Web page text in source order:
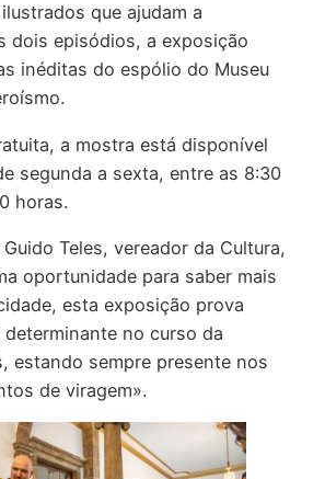
que ajudam a
dois episódios, a exposição
inéditas do espólio do Museu
a mostra está disponível
segunda a sexta, entre as 8:30
horas.
Teles, vereador da Cultura,
oportunidade para saber mais
esta exposição prova
no curso da
estando sempre presente nos
de viragem».